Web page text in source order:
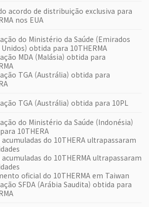
acordo de distribuição exclusiva para
nos EUA
do Ministério da Saúde (Emirados
obtida para 10THERMA
MDA (Malásia) obtida para
TGA (Austrália) obtida para
TGA (Austrália) obtida para 10PL
do Ministério da Saúde (Indonésia)
10THERA
acumuladas do 10THERA ultrapassaram
acumuladas do 10THERMA ultrapassaram
oficial do 10THERMA em Taiwan
SFDA (Arábia Saudita) obtida para